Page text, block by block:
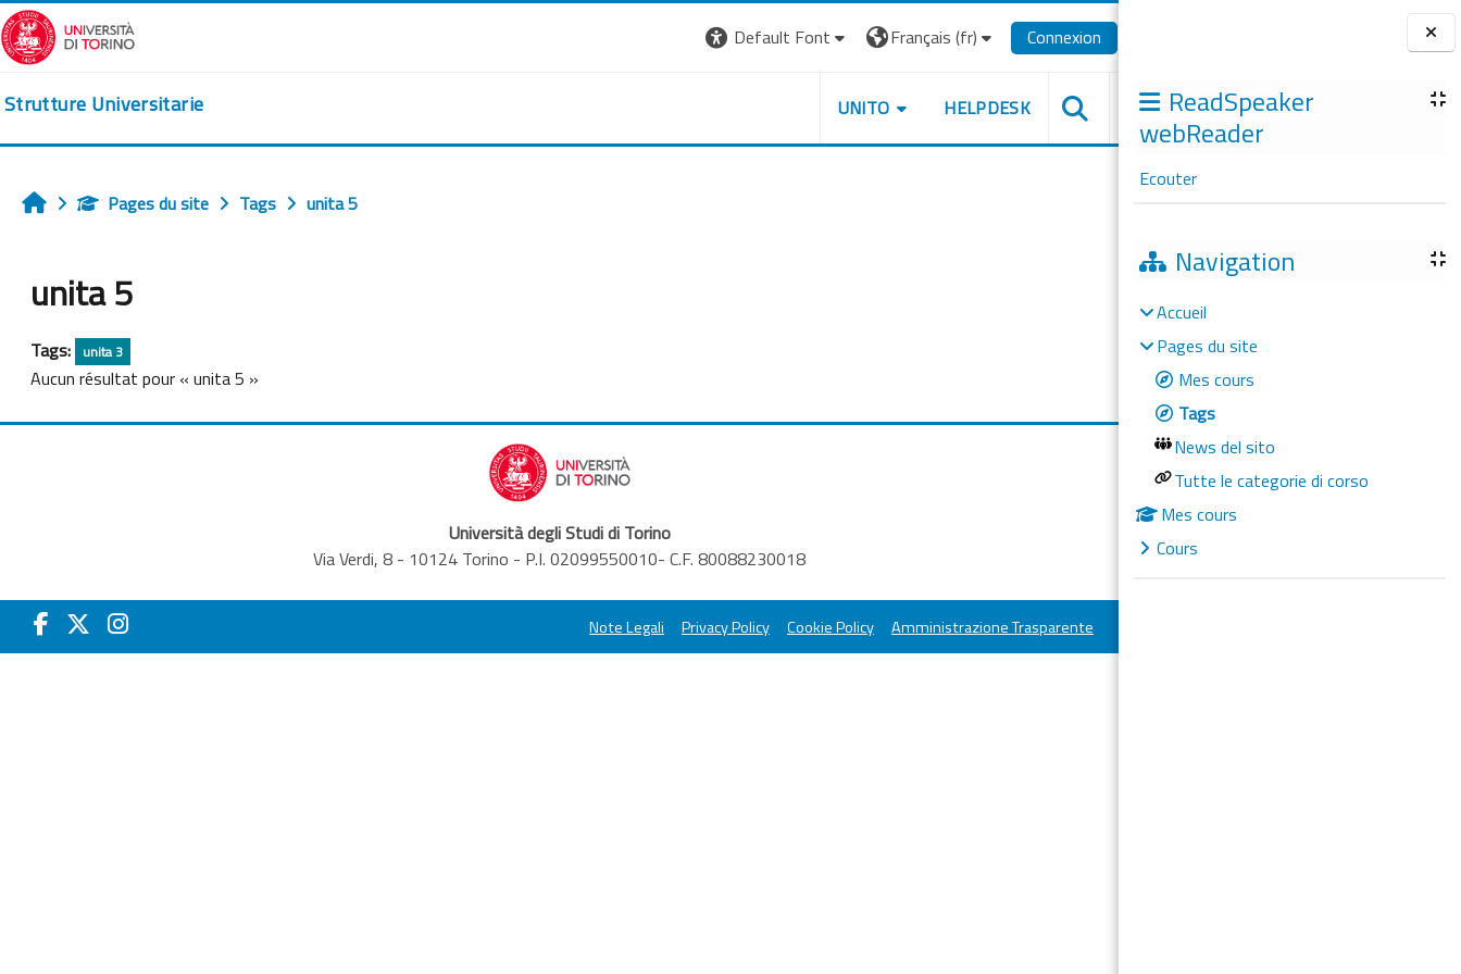
Passer au contenu principal
BlocsReadSpeaker
webReader
Ecouter
Navigation
Accueil
Pages du site
Mes cours
Tags
News del sito
Tutte le categorie di corso
Mes cours
Cours
Default Font Français ‎(fr)‎ Connexion
Strutture Universitarie UNITO HELPDESK
AccueilPages du site Tags unita 5
unita 5
Tags: unita 3
Aucun résultat pour « unita 5 »
Università degli Studi di Torino
Via Verdi, 8 - 10124 Torino - P.I. 02099550010- C.F. 80088230018
Note Legali Privacy Policy Cookie Policy Amministrazione Trasparente